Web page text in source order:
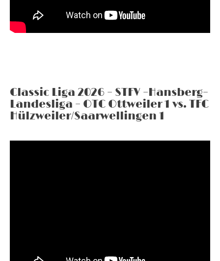
Classic Liga 2026 – STFV –Hansberg–
Landesliga – OTC Ottweiler 1 vs. TFC
Hülzweiler/Saarwellingen 1